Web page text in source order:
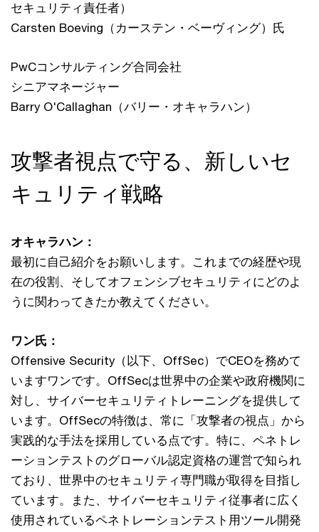
セキュリティ責任者）
Carsten Boeving（カーステン・ベーヴィング）氏
PwCコンサルティング合同会社
シニアマネージャー
Barry O'Callaghan（バリー・オキャラハン）
攻撃者視点で守る、新しいセ
キュリティ戦略
オキャラハン：
最初に自己紹介をお願いします。これまでの経歴や現
在の役割、そしてオフェンシブセキュリティにどのよ
うに関わってきたか教えてください。
ワン氏：
Offensive Security（以下、OffSec）でCEOを務めて
いますワンです。OffSecは世界中の企業や政府機関に
対し、サイバーセキュリティトレーニングを提供して
います。OffSecの特徴は、常に「攻撃者の視点」から
実践的な手法を採用している点です。特に、ペネトレ
ーションテストのグローバル認定資格の運営で知られ
ており、世界中のセキュリティ専門職が取得を目指し
ています。また、サイバーセキュリティ従事者に広く
使用されているペネトレーションテスト用ツール開発